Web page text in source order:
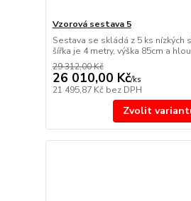
Vzorová sestava 5
Sestava se skládá z 5 ks nízkých
šířka je 4 metry, výška 85cm a
29 312,00 Kč
26 010,00 Kč/ks
21 495,87 Kč bez DPH
Zvolit